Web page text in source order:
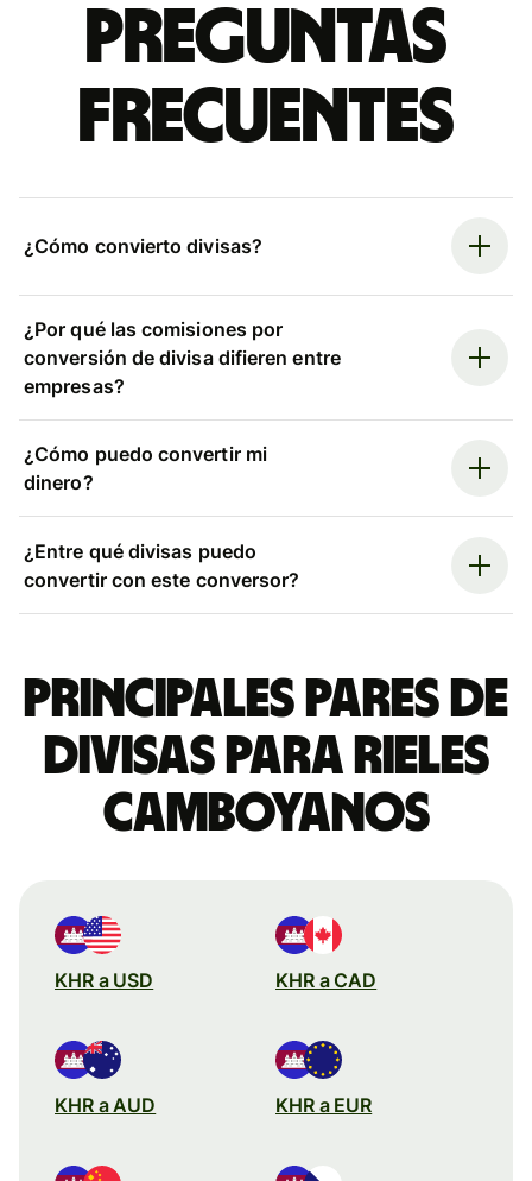
Preguntas
frecuentes
¿Cómo convierto divisas?
¿Por qué las comisiones por
conversión de divisa difieren entre
empresas?
¿Cómo puedo convertir mi
dinero?
¿Entre qué divisas puedo
convertir con este conversor?
Principales pares de
divisas para rieles
camboyanos
KHR a USD KHR a CAD
KHR a AUD KHR a EUR